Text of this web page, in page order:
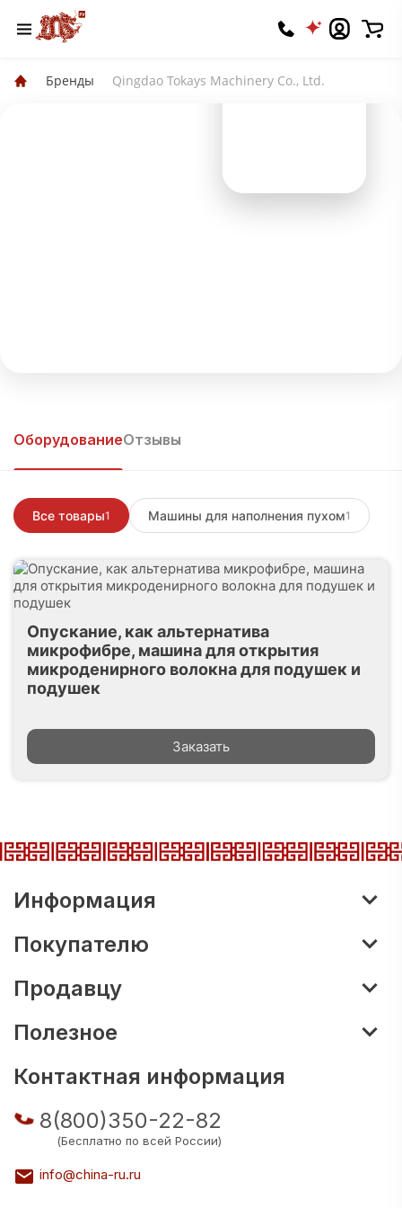
Бренды Qingdao Tokays Machinery Co., Ltd.
Qingdao Tokays
Войти, чтобы написать
ОборудованиеОтзывы
Все товары1 Машины для наполнения пухом1
Опускание, как альтернатива
микрофибре, машина для открытия
микроденирного волокна для подушек и
подушек
Заказать
Информация
Покупателю
Продавцу
Полезное
Контактная информация
8(800)350-22-82
(Бесплатно по всей России)
info@china-ru.ru